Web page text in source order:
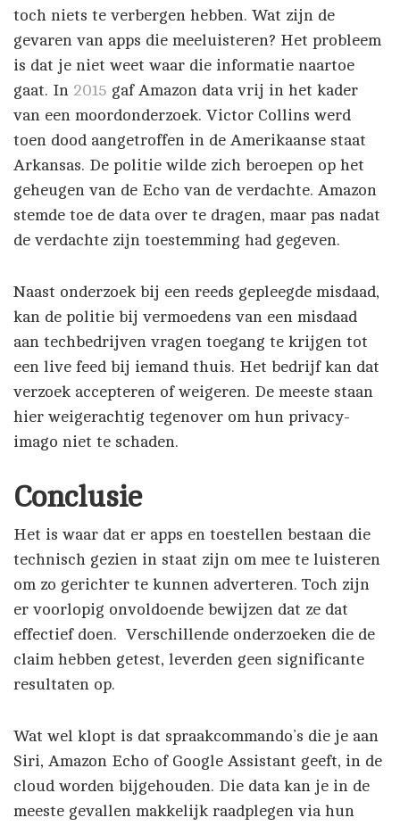
toch niets te verbergen hebben. Wat zijn de
gevaren van apps die meeluisteren? Het probleem
is dat je niet weet waar die informatie naartoe
gaat. In 2015 gaf Amazon data vrij in het kader
van een moordonderzoek. Victor Collins werd
toen dood aangetroffen in de Amerikaanse staat
Arkansas. De politie wilde zich beroepen op het
geheugen van de Echo van de verdachte. Amazon
stemde toe de data over te dragen, maar pas nadat
de verdachte zijn toestemming had gegeven.
Naast onderzoek bij een reeds gepleegde misdaad,
kan de politie bij vermoedens van een misdaad
aan techbedrijven vragen toegang te krijgen tot
een live feed bij iemand thuis. Het bedrijf kan dat
verzoek accepteren of weigeren. De meeste staan
hier weigerachtig tegenover om hun privacy-
imago niet te schaden.
Conclusie
Het is waar dat er apps en toestellen bestaan die
technisch gezien in staat zijn om mee te luisteren
om zo gerichter te kunnen adverteren. Toch zijn
er voorlopig onvoldoende bewijzen dat ze dat
effectief doen. Verschillende onderzoeken die de
claim hebben getest, leverden geen significante
resultaten op.
Wat wel klopt is dat spraakcommando’s die je aan
Siri, Amazon Echo of Google Assistant geeft, in de
cloud worden bijgehouden. Die data kan je in de
meeste gevallen makkelijk raadplegen via hun